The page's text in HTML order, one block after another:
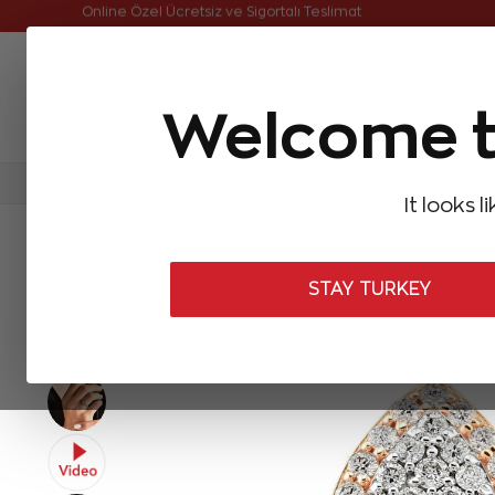
Welcome
It looks
STAY TURKEY
Online Özel Ücretsiz ve Sigortalı Teslimat
Aynı Gün Kargo Çok Satanlar